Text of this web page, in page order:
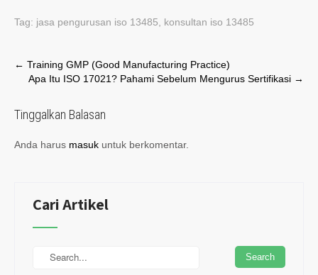
Tag: jasa pengurusan iso 13485 konsultan iso 13485
Post
navigation
← Training GMP (Good Manufacturing Practice)
Apa Itu ISO 17021? Pahami Sebelum Mengurus Sertifikasi →
Tinggalkan Balasan
Anda harus masuk untuk berkomentar.
Cari Artikel